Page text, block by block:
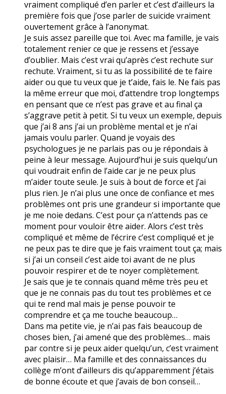
vraiment compliqué d’en parler et c’est d’ailleurs la
première fois que j’ose parler de suicide vraiment
ouvertement grâce à l’anonymat.
Je suis assez pareille que toi. Avec ma famille, je vais
totalement renier ce que je ressens et j’essaye
d’oublier. Mais c’est vrai qu’après c’est rechute sur
rechute. Vraiment, si tu as la possibilité de te faire
aider ou que tu veux que je t’aide, fais le. Ne fais pas
la même erreur que moi, d’attendre trop longtemps
en pensant que ce n’est pas grave et au final ça
s’aggrave petit à petit. Si tu veux un exemple, depuis
que j’ai 8 ans j’ai un problème mental et je n’ai
jamais voulu parler. Quand je voyais des
psychologues je ne parlais pas ou je répondais à
peine à leur message. Aujourd’hui je suis quelqu’un
qui voudrait enfin de l’aide car je ne peux plus
m’aider toute seule. Je suis à bout de force et j’ai
plus rien. Je n’ai plus une once de confiance et mes
problèmes ont pris une grandeur si importante que
je me noie dedans. C’est pour ça n’attends pas ce
moment pour vouloir être aider. Alors c’est très
compliqué et même de l’écrire c’est compliqué et je
ne peux pas te dire que je fais vraiment tout ça; mais
si j’ai un conseil c’est aide toi avant de ne plus
pouvoir respirer et de te noyer complètement.
Je sais que je te connais quand même très peu et
que je ne connais pas du tout tes problèmes et ce
qui te rend mal mais je pense pouvoir te
comprendre et ça me touche beaucoup…
Dans ma petite vie, je n’ai pas fais beaucoup de
choses bien, j’ai amené que des problèmes… mais
par contre si je peux aider quelqu’un, c’est vraiment
avec plaisir… Ma famille et des connaissances du
collège m’ont d’ailleurs dis qu’apparemment j’étais
de bonne écoute et que j’avais de bon conseil…